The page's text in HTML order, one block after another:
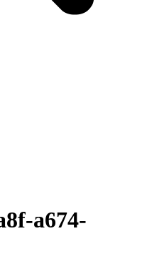
a674-